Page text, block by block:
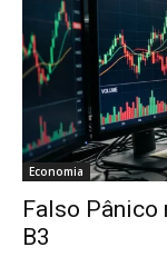
Economia
Falso Pânico
B3